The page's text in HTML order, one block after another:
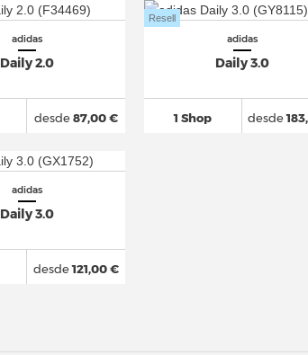
adidas
Daily 2.0
desde87,00 €
adidas
Daily 3.0
1 Shop
Resell
desde
adidas
Daily 3.0
desde121,00 €